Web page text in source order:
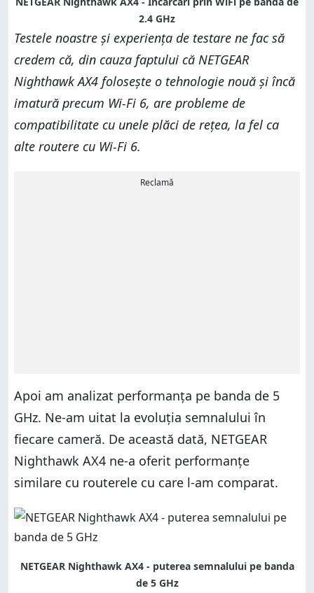
2.4 GHz
Testele noastre și experiența de testare ne fac să
credem că, din cauza faptului că NETGEAR
Nighthawk AX4 folosește o tehnologie nouă și încă
imatură precum Wi-Fi 6, are probleme de
compatibilitate cu unele plăci de rețea, la fel ca
alte routere cu Wi-Fi 6.
Reclamă
Apoi am analizat performanța pe banda de 5
GHz. Ne-am uitat la evoluția semnalului în
fiecare cameră. De această dată, NETGEAR
Nighthawk AX4 ne-a oferit performanțe
similare cu routerele cu care l-am comparat.
NETGEAR Nighthawk AX4 - puterea semnalului pe banda
de 5 GHz